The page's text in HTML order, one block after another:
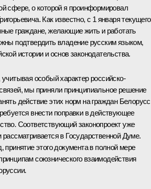
сфере, о которой я проинформировал
Как известно, с 1 января текущего
граждане, желающие жить и работать
подтвердить владение русским языком,
истории и основ законодательства.
особый характер российско-
мы приняли принципиальное решение
действие этих норм на граждан
внести поправки в действующее
Соответствующий законопроект уже
рассматривается в Государственной Думе.
принятие этого документа в полной мере
союзнического взаимодействия